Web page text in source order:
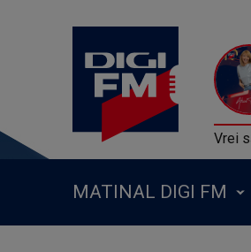
Vrei
MATINAL DIGI FM